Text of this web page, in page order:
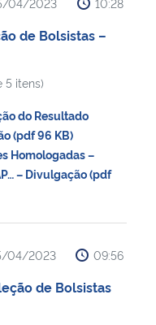
de Bolsistas –
5 itens)
do Resultado
(pdf 96 KB)
Homologadas –
– Divulgação (pdf
04/2023 09:56
de Bolsistas